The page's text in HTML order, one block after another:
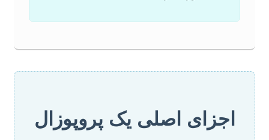
اجزای اصلی یک پروپوزال